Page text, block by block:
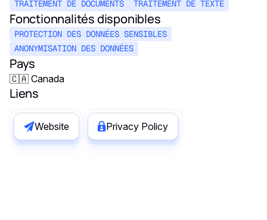
le meilleur choix en production.
les coûts et la fiabilité du workflow.
TRAITEMENT DE DOCUMENTS TRAITEMENT DE TEXTE
Fonctionnalités disponibles
PROTECTION DES DONNÉES SENSIBLES
ANONYMISATION DES DONNÉES
Pays
🇨🇦 Canada
Liens
Website Privacy Policy